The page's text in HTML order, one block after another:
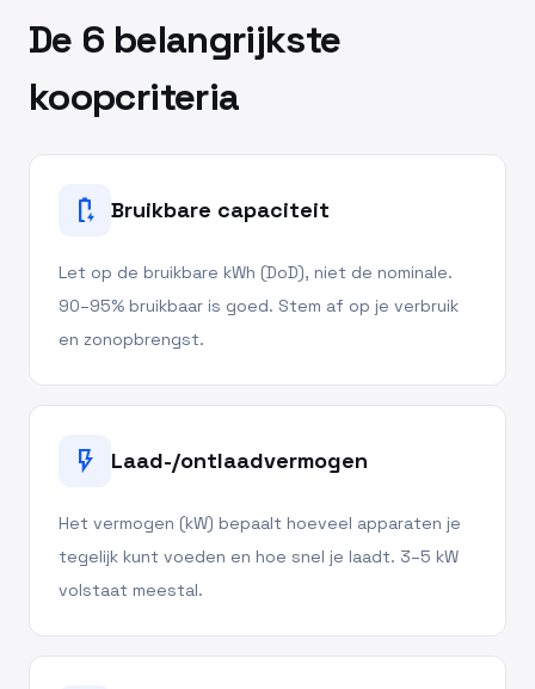
De 6 belangrijkste
koopcriteria
battery_charging_full Bruikbare capaciteit
Let op de bruikbare kWh (DoD), niet de nominale.
90–95% bruikbaar is goed. Stem af op je verbruik
en zonopbrengst.
flash_on Laad-/ontlaadvermogen
Het vermogen (kW) bepaalt hoeveel apparaten je
tegelijk kunt voeden en hoe snel je laadt. 3–5 kW
volstaat meestal.